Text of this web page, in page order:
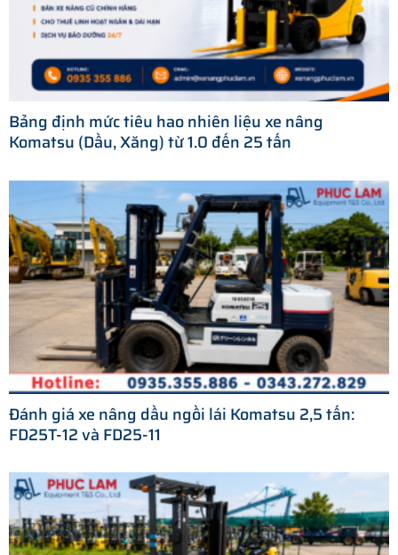
Bảng định mức tiêu hao nhiên liệu xe nâng
Komatsu (Dầu, Xăng) từ 1.0 đến 25 tấn
Đánh giá xe nâng dầu ngồi lái Komatsu 2,5 tấn:
FD25T-12 và FD25-11